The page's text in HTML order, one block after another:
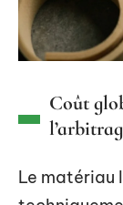
Coût
Le matériau